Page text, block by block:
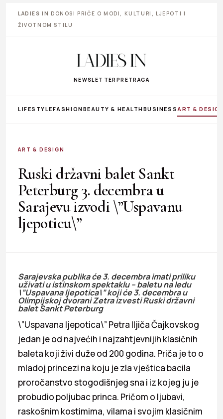
LADIES IN DONOSI PRIČE O MODI, KULTURI, LJEPOTI I
ŽIVOTNOM STILU
NEWSLETTER PRETRAGA
LIFESTYLEFASHIONBEAUTY & HEALTHBUSINESS ART &
ART & DESIGN
Ruski državni balet Sankt
Peterburg 3. decembra u
Sarajevu izvodi \”Uspavanu
ljepoticu\”
Sarajevska publika će 3. decembra imati priliku
uživati u istinskom spektaklu – baletu na ledu
\”Uspavana ljepotica\” koji će 3. decembra u
Olimpijskoj dvorani Zetra izvesti Ruski državni
balet Sankt Peterburg
\”Uspavana ljepotica\” Petra Iljiča Čajkovskog
jedan je od najvećih i najzahtjevnijih klasičnih
baleta koji živi duže od 200 godina. Priča je to o
mladoj princezi na koju je zla vještica bacila
proročanstvo stogodišnjeg sna i iz kojeg ju je
probudio poljubac princa. Pričom o ljubavi,
raskošnim kostimima, vilama i svojim klasičnim